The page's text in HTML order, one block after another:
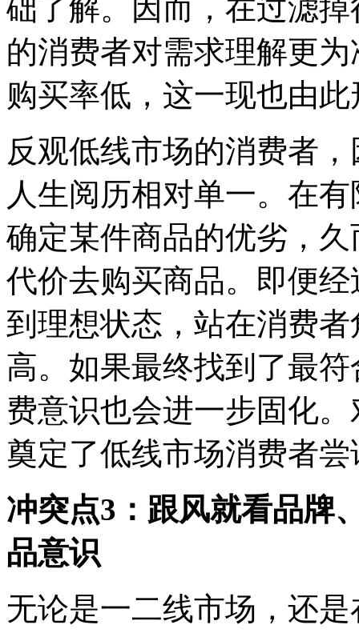
础了解。因而，在过滤
的消费者对需求理解更
购买率低，这一现也由
反观低线市场的消费者
人生阅历相对单一。在
确定某件商品的优劣，
代价去购买商品。即便
到理想状态，站在消费
高。如果最终找到了最
费意识也会进一步固化
奠定了低线市场消费者
冲突点3：跟风就看品牌
品意识
无论是一二线市场，还